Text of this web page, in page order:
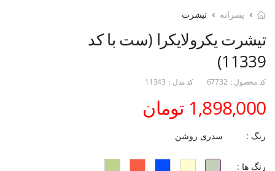
پسرانه تیشرت
تیشرت یکرولایکرا (ست با کد
11339)
کد محصول : 67732 کد مدل : 11343
1,898,000 تومان
رنگ : سدری روشن
رنگ ها :